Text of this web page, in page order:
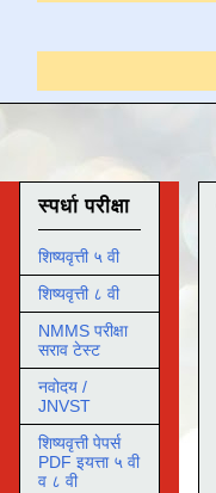
स्पर्धा परीक्षा
शिष्यवृत्ती ५ वी
शिष्यवृत्ती ८ वी
NMMS परीक्षा
सराव टेस्ट
नवोदय /
JNVST
शिष्यवृत्ती पेपर्स
PDF इयत्ता ५ वी
व ८ वी